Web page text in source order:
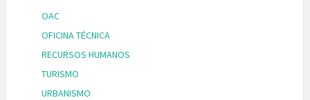
OAC
OFICINA TÉCNICA
RECURSOS HUMANOS
TURISMO
URBANISMO